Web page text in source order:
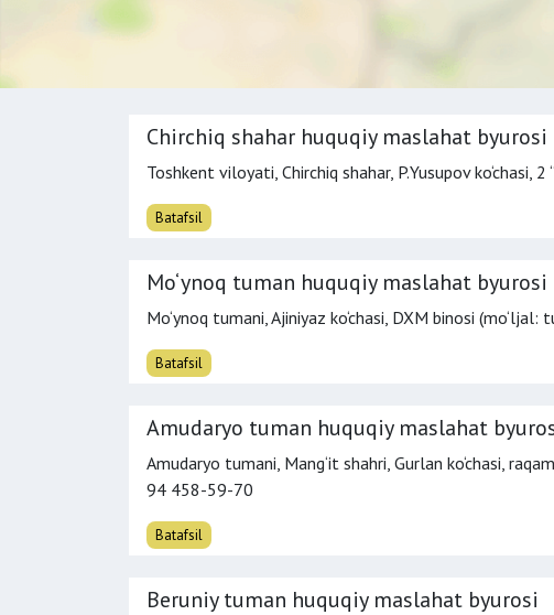
Chirchiq shahar huquqiy maslahat byurosi
Toshkent viloyati, Chirchiq shahar, P.Yusupov ko‘chasi,
Batafsil
Mo‘ynoq tuman huquqiy maslahat byurosi
Mo‘ynoq tumani, Ajiniyaz ko‘chasi, DXM binosi (mo‘ljal:
Batafsil
Amudaryo tuman huquqiy maslahat
Amudaryo tumani, Mang‘it shahri, Gurlan ko‘chasi,
94 458-59-70
Batafsil
Beruniy tuman huquqiy maslahat byurosi